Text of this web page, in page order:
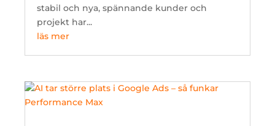
stabil och nya, spännande kunder och
projekt har...
läs mer